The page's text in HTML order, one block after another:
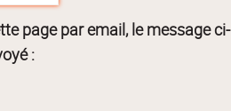
page par email, le message ci-
: